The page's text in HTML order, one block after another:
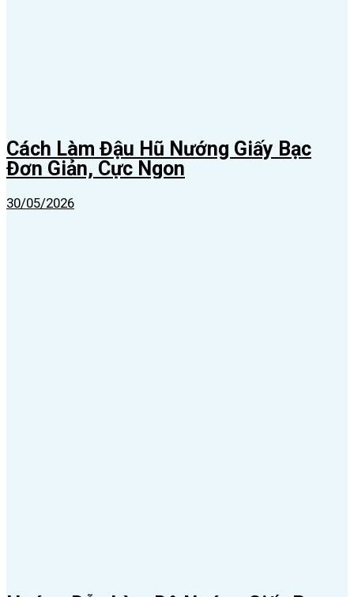
Cách Làm Đậu Hũ Nướng Giấy Bạc
Đơn Giản, Cực Ngon
30/05/2026